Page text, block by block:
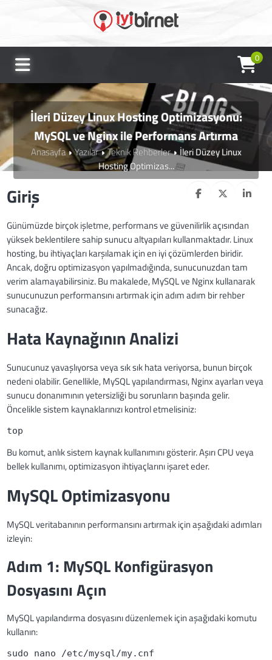
0
İleri Düzey Linux Hosting Optimizasyonu:
MySQL ve Nginx ile Performans Artırma
Anasayfa Yazılar Teknik Rehberler
İleri Düzey Linux
Hosting Optimizas...
Giriş
Günümüzde birçok işletme, performans ve güvenilirlik açısından
yüksek beklentilere sahip sunucu altyapıları kullanmaktadır. Linux
hosting, bu ihtiyaçları karşılamak için en iyi çözümlerden biridir.
Ancak, doğru optimizasyon yapılmadığında, sunucunuzdan tam
verim alamayabilirsiniz. Bu makalede, MySQL ve Nginx kullanarak
sunucunuzun performansını artırmak için adım adım bir rehber
sunacağız.
Hata Kaynağının Analizi
Sunucunuz yavaşlıyorsa veya sık sık hata veriyorsa, bunun birçok
nedeni olabilir. Genellikle, MySQL yapılandırması, Nginx ayarları veya
sunucu donanımının yetersizliği bu sorunların başında gelir.
Öncelikle sistem kaynaklarınızı kontrol etmelisiniz:
top
Bu komut, anlık sistem kaynak kullanımını gösterir. Aşırı CPU veya
bellek kullanımı, optimizasyon ihtiyaçlarını işaret eder.
MySQL Optimizasyonu
MySQL veritabanının performansını artırmak için aşağıdaki adımları
izleyin:
Adım 1: MySQL Konfigürasyon
Dosyasını Açın
MySQL yapılandırma dosyasını düzenlemek için aşağıdaki komutu
kullanın:
sudo nano /etc/mysql/my.cnf